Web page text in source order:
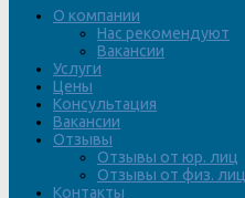
О компании
Нас рекомендуют
Вакансии
Услуги
Цены
Консультация
Вакансии
Отзывы
Отзывы от юр. лиц
Отзывы от физ. лиц
Контакты